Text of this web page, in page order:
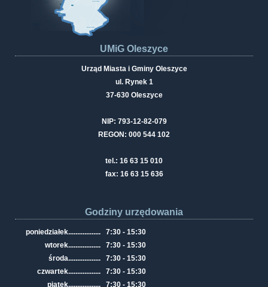
UMiG Oleszyce
Urząd Miasta i Gminy Oleszyce
ul. Rynek 1
37-630 Oleszyce
NIP: 793-12-82-079
REGON: 000 544 102
tel.: 16 63 15 010
fax: 16 63 15 636
Godziny urzędowania
poniedziałek..................
7:30 - 15:30
wtorek..................
7:30 - 15:30
środa..................
7:30 - 15:30
czwartek..................
7:30 - 15:30
piątek.................. 7:30 - 15:30